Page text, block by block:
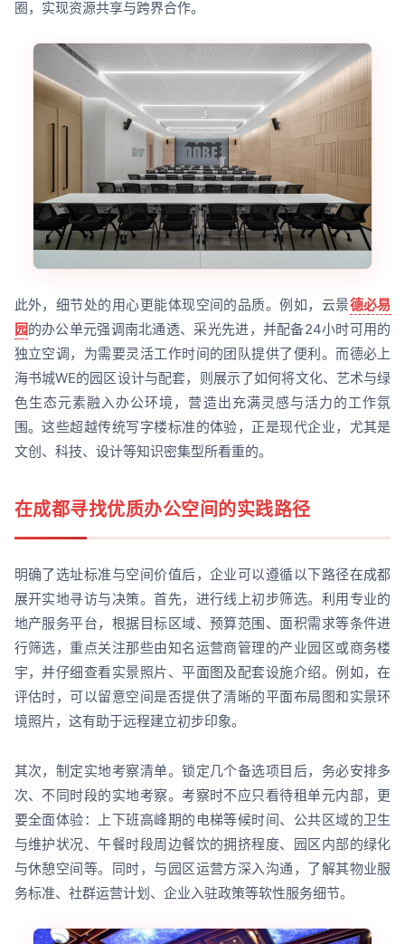
圈，实现资源共享与跨界合作。
此外，细节处的用心更能体现空间的品质。例如，云景德必易
园的办公单元强调南北通透、采光先进，并配备24小时可用的
独立空调，为需要灵活工作时间的团队提供了便利。而德必上
海书城WE的园区设计与配套，则展示了如何将文化、艺术与绿
色生态元素融入办公环境，营造出充满灵感与活力的工作氛
围。这些超越传统写字楼标准的体验，正是现代企业，尤其是
文创、科技、设计等知识密集型所看重的。
在成都寻找优质办公空间的实践路径
明确了选址标准与空间价值后，企业可以遵循以下路径在成都
展开实地寻访与决策。首先，进行线上初步筛选。利用专业的
地产服务平台，根据目标区域、预算范围、面积需求等条件进
行筛选，重点关注那些由知名运营商管理的产业园区或商务楼
宇，并仔细查看实景照片、平面图及配套设施介绍。例如，在
评估时，可以留意空间是否提供了清晰的平面布局图和实景环
境照片，这有助于远程建立初步印象。
其次，制定实地考察清单。锁定几个备选项目后，务必安排多
次、不同时段的实地考察。考察时不应只看待租单元内部，更
要全面体验：上下班高峰期的电梯等候时间、公共区域的卫生
与维护状况、午餐时段周边餐饮的拥挤程度、园区内部的绿化
与休憩空间等。同时，与园区运营方深入沟通，了解其物业服
务标准、社群运营计划、企业入驻政策等软性服务细节。